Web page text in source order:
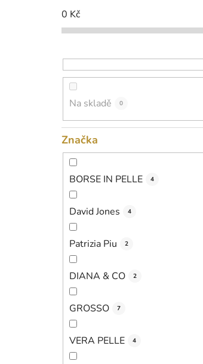
0 Kč
Na skladě 0
Značka
BORSE IN PELLE 4
David Jones 4
Patrizia Piu 2
DIANA & CO 2
GROSSO 7
VERA PELLE 4